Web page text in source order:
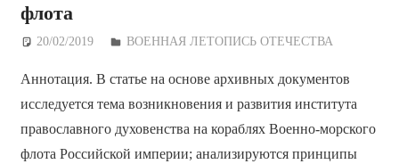
флота
20/02/2019 Дежурный по Редакции
ВОЕННАЯ ЛЕТОПИСЬ ОТЕЧЕСТВА
Аннотация. В статье на основе архивных документов
исследуется тема возникновения и развития института
православного духовенства на кораблях Военно-морского
флота Российской империи; анализируются принципы